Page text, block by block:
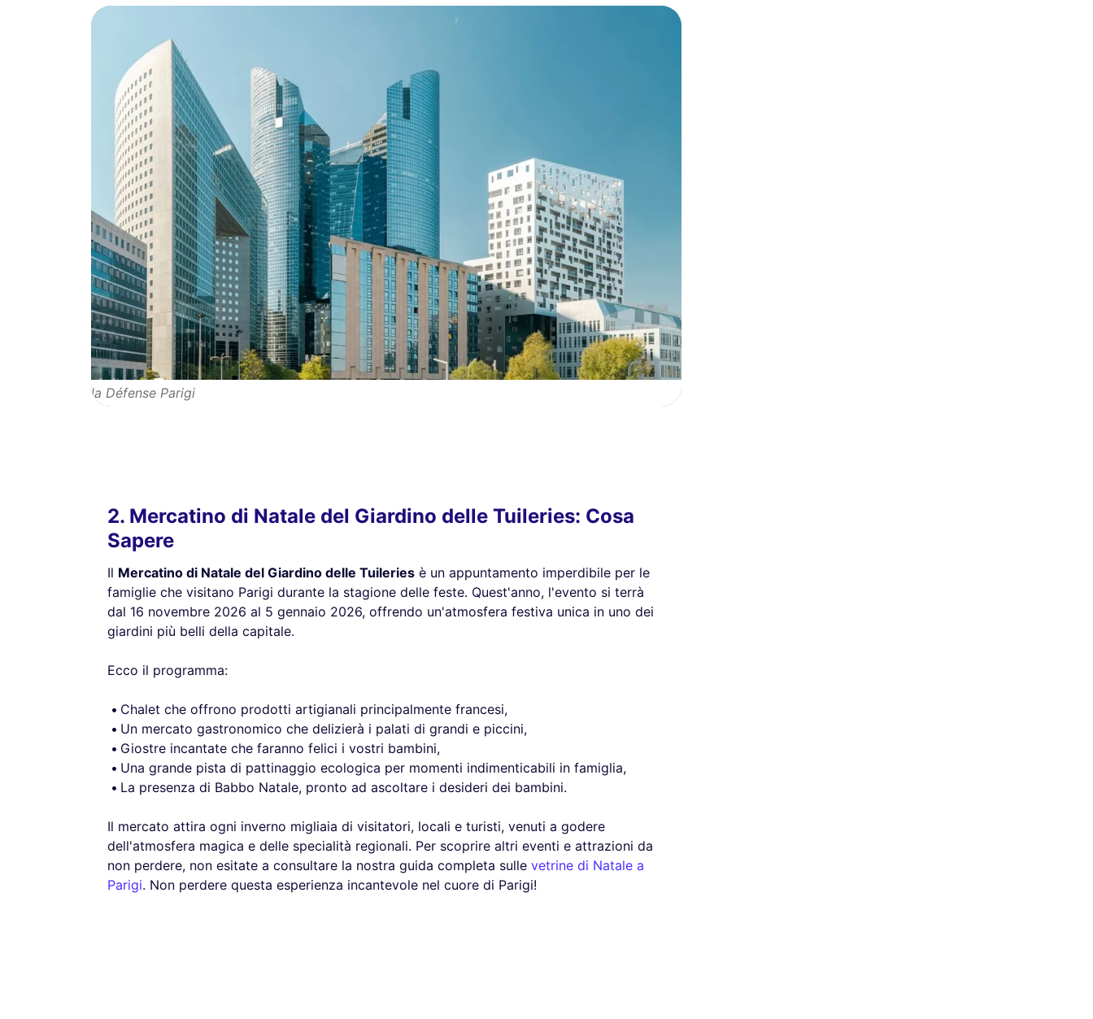
la Défense Parigi
2. Mercatino di Natale del Giardino delle Tuileries: Cosa
Sapere
Il Mercatino di Natale del Giardino delle Tuileries è un appuntamento imperdibile per le
famiglie che visitano Parigi durante la stagione delle feste. Quest'anno, l'evento si terrà
dal 16 novembre 2026 al 5 gennaio 2026, offrendo un'atmosfera festiva unica in uno dei
giardini più belli della capitale.
Ecco il programma:
Chalet che offrono prodotti artigianali principalmente francesi,
Un mercato gastronomico che delizierà i palati di grandi e piccini,
Giostre incantate che faranno felici i vostri bambini,
Una grande pista di pattinaggio ecologica per momenti indimenticabili in famiglia,
La presenza di Babbo Natale, pronto ad ascoltare i desideri dei bambini.
Il mercato attira ogni inverno migliaia di visitatori, locali e turisti, venuti a godere
dell'atmosfera magica e delle specialità regionali. Per scoprire altri eventi e attrazioni da
non perdere, non esitate a consultare la nostra guida completa sulle vetrine di Natale a
Parigi. Non perdere questa esperienza incantevole nel cuore di Parigi!